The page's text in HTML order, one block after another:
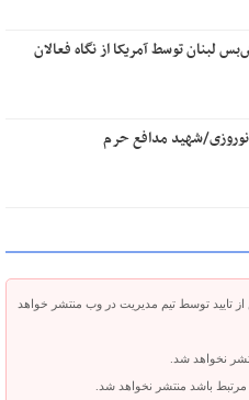
لبنان توسط آمریکا از نگاه فعالان
شهید مدافع حرم
تایید توسط تیم مدیریت در وب منتشر خواهد
نخواهد شد.
مرتبط باشد منتشر نخواهد شد.